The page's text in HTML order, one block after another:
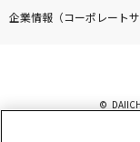
企業情報（コーポレートサ
©